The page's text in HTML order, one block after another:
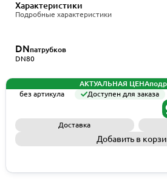
Характеристики
Подробные характеристики
DNпатрубков
DN80
АКТУАЛЬНАЯ ЦЕНА
без артикула
Доступен для заказа
Доставка
Добавить в